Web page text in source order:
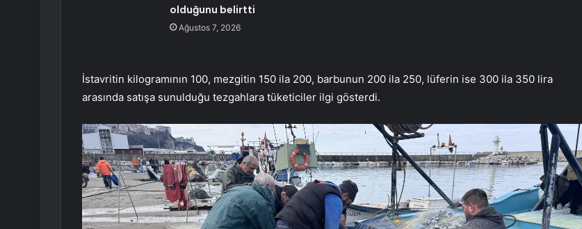
olduğunu belirtti
Ağustos 7, 2026
İstavritin kilogramının 100, mezgitin 150 ila 200, barbunun 200 ila 250, lüferin ise 300 ila 350 lira
arasında satışa sunulduğu tezgahlara tüketiciler ilgi gösterdi.